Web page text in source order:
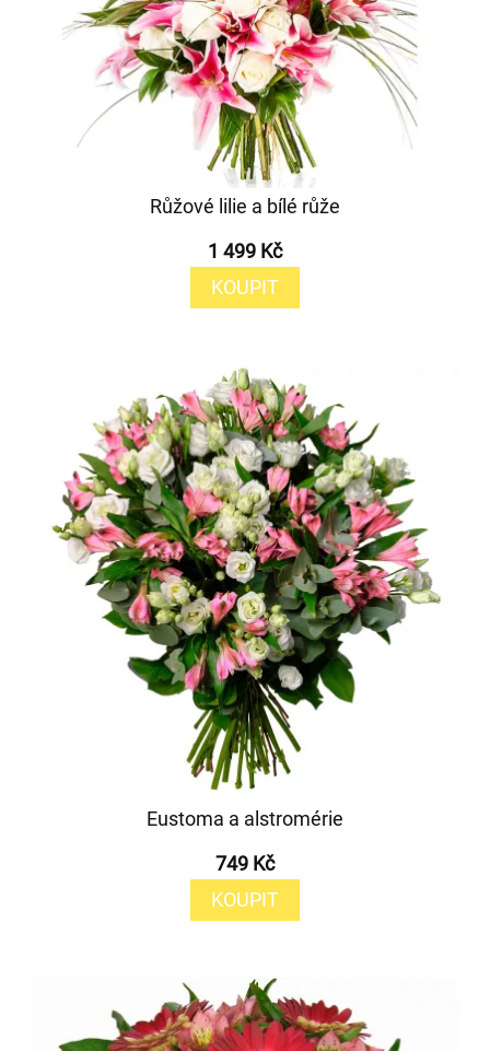
Růžové lilie a bílé růže
1 499 Kč
KOUPIT
Eustoma a alstromérie
749 Kč
KOUPIT